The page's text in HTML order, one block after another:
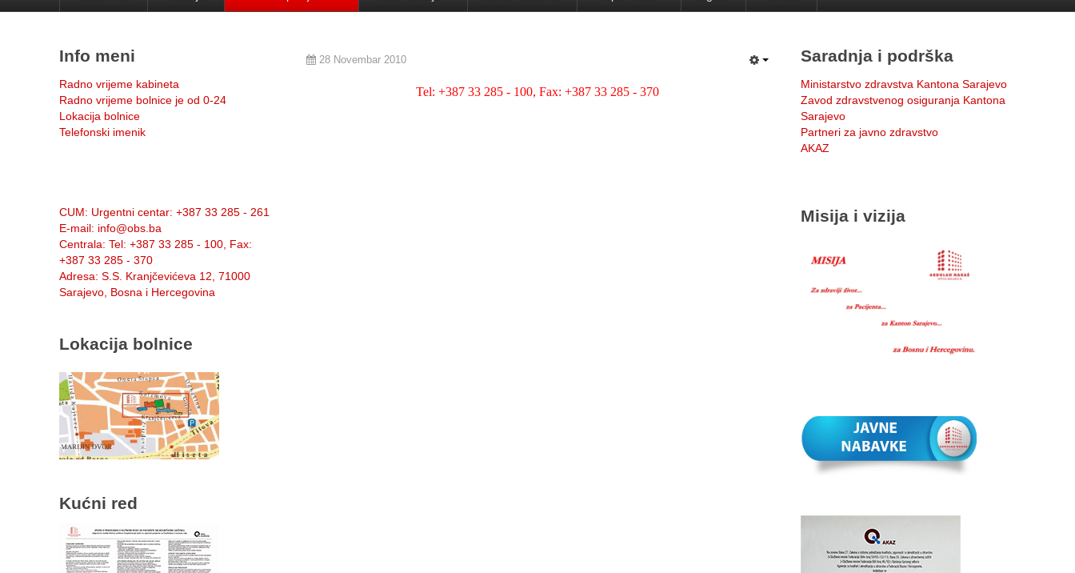
28 Novembar 2010
Tel: +387 33 285 - 100, Fax: +387 33 285 - 370
Info meni
Radno vrijeme kabineta
Radno vrijeme bolnice je od 0-24
Lokacija bolnice
Telefonski imenik
CUM: Urgentni centar: +387 33 285 - 261
E-mail: info@obs.ba
Centrala: Tel: +387 33 285 - 100, Fax:
+387 33 285 - 370
Adresa: S.S. Kranjčevićeva 12, 71000
Sarajevo, Bosna i Hercegovina
Lokacija bolnice
Kućni red
Saradnja i podrška
Ministarstvo zdravstva Kantona Sarajevo
Zavod zdravstvenog osiguranja Kantona
Sarajevo
Partneri za javno zdravstvo
AKAZ
Misija i vizija